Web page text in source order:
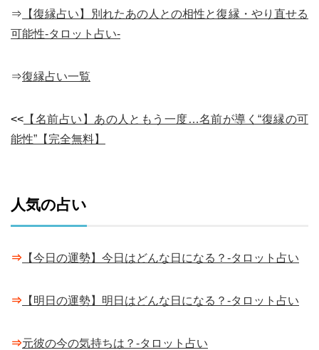
⇒ 【復縁占い】別れたあの人との相性と復縁・やり直せる
可能性-タロット占い-
⇒復縁占い一覧
<< 【名前占い】あの人ともう一度…名前が導く“復縁の可
能性”【完全無料】
人気の占い
⇒ 【今日の運勢】今日はどんな日になる？-タロット占い
⇒ 【明日の運勢】明日はどんな日になる？-タロット占い
⇒元彼の今の気持ちは？-タロット占い